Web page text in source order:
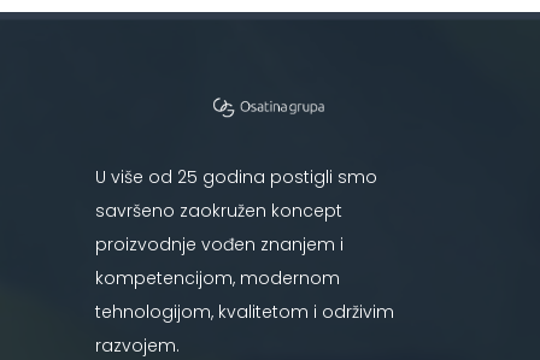
U više od 25 godina postigli smo
savršeno zaokružen koncept
proizvodnje vođen znanjem i
kompetencijom, modernom
tehnologijom, kvalitetom i održivim
razvojem.